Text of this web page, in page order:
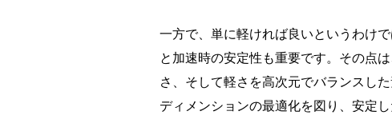
一方で、単に軽ければ良いというわけ
と加速時の安定性も重要です。その点
さ、そして軽さを高次元でバランスし
ディメンションの最適化を図り、安定